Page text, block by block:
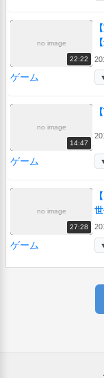
no image
22:22
ゲーム
no image
14:47
ゲーム
no image
27:28
ゲーム